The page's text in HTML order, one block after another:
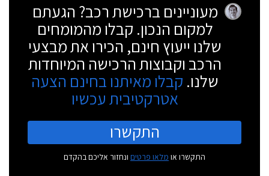
מעוניינים ברכישת רכב? הגעתם
למקום הנכון. קבלו מהמומחים
שלנו ייעוץ חינם, הכירו את מבצעי
הרכב וקבוצות הרכישה המיוחדות
שלנו. קבלו מאיתנו בחינם הצעה
אטרקטיבית עכשיו
התקשרו
התקשרו או מלאו פרטים ונחזור אליכם בהקדם